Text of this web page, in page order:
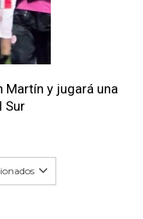
Martín y jugará una
Sur